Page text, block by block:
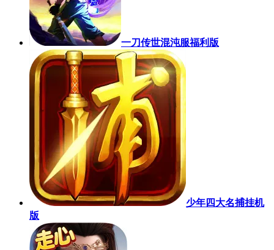
一刀传世混沌服福利版
少年四大名捕挂机
版